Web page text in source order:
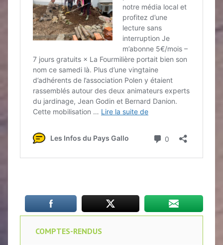
COMPTES-RENDUS